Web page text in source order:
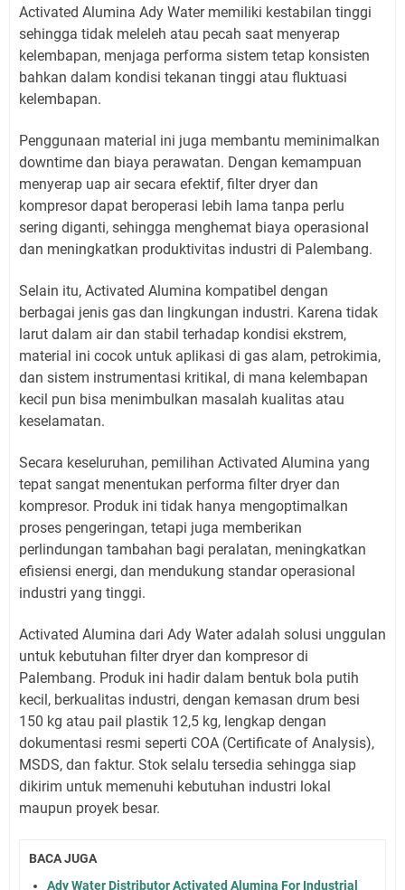
Activated Alumina Ady Water memiliki kestabilan tinggi
sehingga tidak meleleh atau pecah saat menyerap
kelembapan, menjaga performa sistem tetap konsisten
bahkan dalam kondisi tekanan tinggi atau fluktuasi
kelembapan.
Penggunaan material ini juga membantu meminimalkan
downtime dan biaya perawatan. Dengan kemampuan
menyerap uap air secara efektif, filter dryer dan
kompresor dapat beroperasi lebih lama tanpa perlu
sering diganti, sehingga menghemat biaya operasional
dan meningkatkan produktivitas industri di Palembang.
Selain itu, Activated Alumina kompatibel dengan
berbagai jenis gas dan lingkungan industri. Karena tidak
larut dalam air dan stabil terhadap kondisi ekstrem,
material ini cocok untuk aplikasi di gas alam, petrokimia,
dan sistem instrumentasi kritikal, di mana kelembapan
kecil pun bisa menimbulkan masalah kualitas atau
keselamatan.
Secara keseluruhan, pemilihan Activated Alumina yang
tepat sangat menentukan performa filter dryer dan
kompresor. Produk ini tidak hanya mengoptimalkan
proses pengeringan, tetapi juga memberikan
perlindungan tambahan bagi peralatan, meningkatkan
efisiensi energi, dan mendukung standar operasional
industri yang tinggi.
Activated Alumina dari Ady Water adalah solusi unggulan
untuk kebutuhan filter dryer dan kompresor di
Palembang. Produk ini hadir dalam bentuk bola putih
kecil, berkualitas industri, dengan kemasan drum besi
150 kg atau pail plastik 12,5 kg, lengkap dengan
dokumentasi resmi seperti COA (Certificate of Analysis),
MSDS, dan faktur. Stok selalu tersedia sehingga siap
dikirim untuk memenuhi kebutuhan industri lokal
maupun proyek besar.
BACA JUGA
Ady Water Distributor Activated Alumina For Industrial